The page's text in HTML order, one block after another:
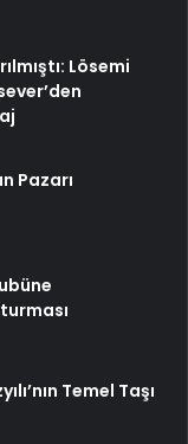
Lösemi
Pazarı
Temel Taşı